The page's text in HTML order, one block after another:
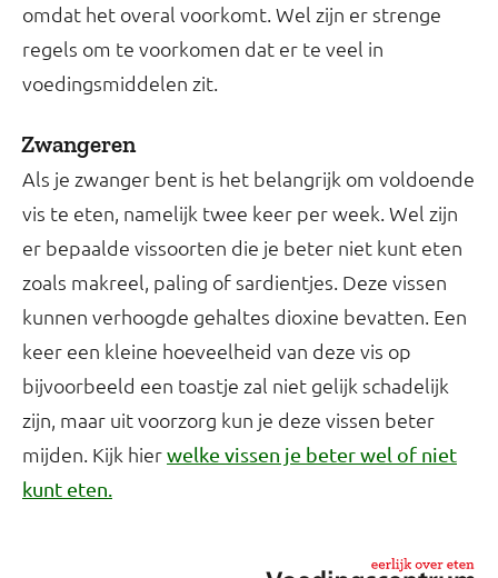
omdat het overal voorkomt. Wel zijn er strenge
regels om te voorkomen dat er te veel in
voedingsmiddelen zit.
Zwangeren
Als je zwanger bent is het belangrijk om voldoende
vis te eten, namelijk twee keer per week. Wel zijn
er bepaalde vissoorten die je beter niet kunt eten
zoals makreel, paling of sardientjes. Deze vissen
kunnen verhoogde gehaltes dioxine bevatten. Een
keer een kleine hoeveelheid van deze vis op
bijvoorbeeld een toastje zal niet gelijk schadelijk
zijn, maar uit voorzorg kun je deze vissen beter
mijden. Kijk hierwelke vissen je beter wel of niet
kunt eten.